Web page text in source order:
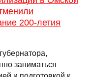
200-летия
заниматься